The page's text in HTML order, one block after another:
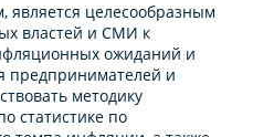
является целесообразным
властей и СМИ к
ожиданий и
предпринимателей и
методику
статистике по